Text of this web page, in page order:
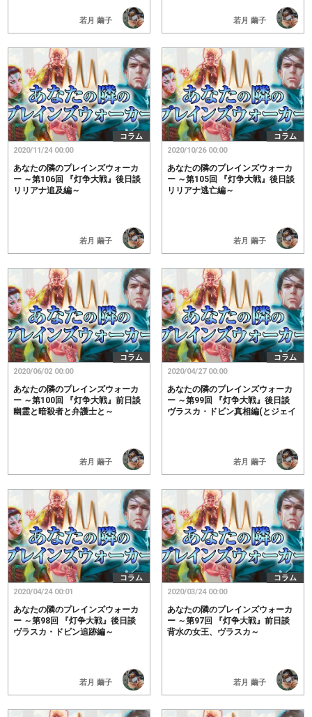
若月 繭子 若月 繭子
コラム
若月 繭子
あなたの隣のプレインズウォーカ
ー ～第106回 『灯争大戦』後日談
リリアナ追及編～
2020/11/24 00:00
コラム
若月 繭子
あなたの隣のプレインズウォーカ
ー ～第105回 『灯争大戦』後日談
リリアナ逃亡編～
2020/10/26 00:00
コラム
若月 繭子
あなたの隣のプレインズウォーカ
ー ～第100回 『灯争大戦』前日談
幽霊と暗殺者と弁護士と～
2020/06/02 00:00
コラム
若月 繭子
あなたの隣のプレインズウォーカ
ー ～第99回 『灯争大戦』後日談
ヴラスカ・ドビン真相編(とジェイ
2020/04/27 00:00
コラム
若月 繭子
あなたの隣のプレインズウォーカ
ー ～第98回 『灯争大戦』後日談
ヴラスカ・ドビン追跡編～
2020/04/24 00:01
コラム
若月 繭子
あなたの隣のプレインズウォーカ
ー ～第97回 『灯争大戦』前日談
背水の女王、ヴラスカ～
2020/03/24 00:00